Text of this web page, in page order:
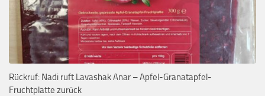
Rückruf: Nadi ruft Lavashak Anar – Apfel-Granatapfel-
Fruchtplatte zurück